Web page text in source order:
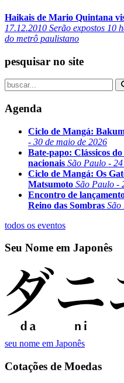
Haikais de Mario Quintana
17.12.2010 Serão expostos 10
do metrô paulistano
pesquisar no site
Agenda
Ciclo de Mangá:
- 30 de maio de 2026
Bate-papo: Clássicos
nacionais São Paulo -
Ciclo de Mangá: Os
Matsumoto São Paulo -
Encontro de
Reino das Sombras São
todos os eventos
Seu Nome em Japonês
seu nome em Japonês
Cotações de Moedas